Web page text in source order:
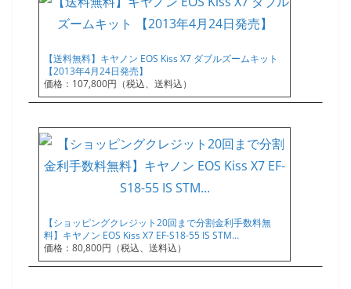
【送料無料】キヤノン EOS Kiss X7 ダブルズームキット
【2013年4月24日発売】
価格：107,800円（税込、送料込）
【ショッピングクレジット20回まで分割金利手数料無
料】キヤノン EOS Kiss X7 EF-S18-55 IS STM…
価格：80,800円（税込、送料込）